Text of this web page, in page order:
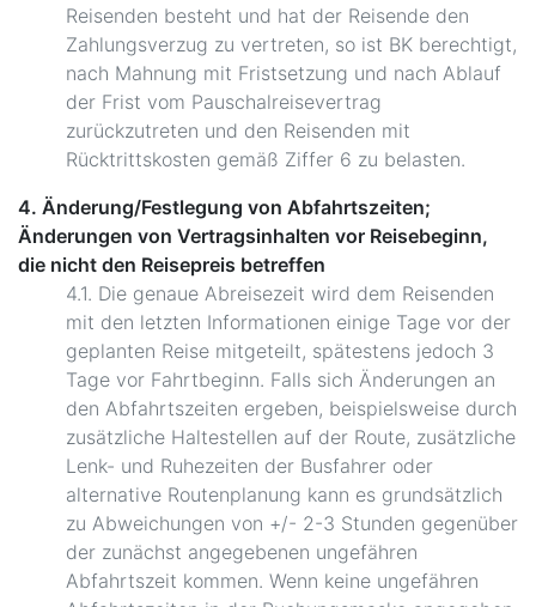
Reisenden besteht und hat der Reisende den
Zahlungsverzug zu vertreten, so ist BK berechtigt,
nach Mahnung mit Fristsetzung und nach Ablauf
der Frist vom Pauschalreisevertrag
zurückzutreten und den Reisenden mit
Rücktrittskosten gemäß Ziffer 6 zu belasten.
4. Änderung/Festlegung von Abfahrtszeiten;
Änderungen von Vertragsinhalten vor Reisebeginn,
die nicht den Reisepreis betreffen
4.1. Die genaue Abreisezeit wird dem Reisenden
mit den letzten Informationen einige Tage vor der
geplanten Reise mitgeteilt, spätestens jedoch 3
Tage vor Fahrtbeginn. Falls sich Änderungen an
den Abfahrtszeiten ergeben, beispielsweise durch
zusätzliche Haltestellen auf der Route, zusätzliche
Lenk- und Ruhezeiten der Busfahrer oder
alternative Routenplanung kann es grundsätzlich
zu Abweichungen von +/- 2-3 Stunden gegenüber
der zunächst angegebenen ungefähren
Abfahrtszeit kommen. Wenn keine ungefähren